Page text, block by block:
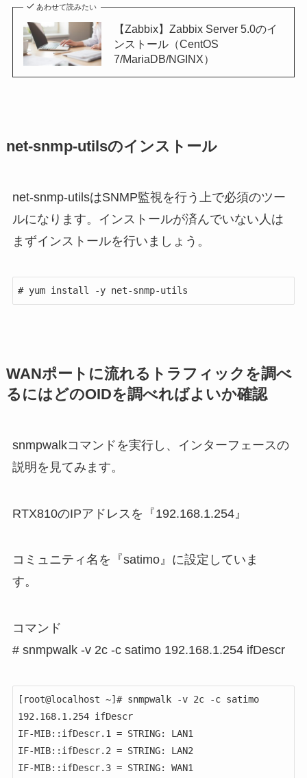
あわせて読みたい
【Zabbix】Zabbix Server 5.0のイ
ンストール（CentOS
7/MariaDB/NGINX）
net-snmp-utilsのインストール
net-snmp-utilsはSNMP監視を行う上で必須のツー
ルになります。インストールが済んでいない人は
まずインストールを行いましょう。
# yum install -y net-snmp-utils
WANポートに流れるトラフィックを調べ
るにはどのOIDを調べればよいか確認
snmpwalkコマンドを実行し、インターフェースの
説明を見てみます。
RTX810のIPアドレスを『192.168.1.254』
コミュニティ名を『satimo』に設定していま
す。
コマンド
# snmpwalk -v 2c -c satimo 192.168.1.254 ifDescr
[root@localhost ~]# snmpwalk -v 2c -c satimo
192.168.1.254 ifDescr
IF-MIB::ifDescr.1 = STRING: LAN1
IF-MIB::ifDescr.2 = STRING: LAN2
IF-MIB::ifDescr.3 = STRING: WAN1